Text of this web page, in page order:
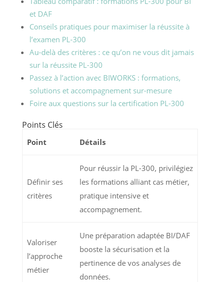
et DAF
Conseils pratiques pour maximiser la réussite à
l’examen PL-300
Au-delà des critères : ce qu’on ne vous dit jamais
sur la réussite PL-300
Passez à l’action avec BIWORKS : formations,
solutions et accompagnement sur-mesure
Foire aux questions sur la certification PL-300
Points Clés
Point Détails
Définir ses
critères
Pour réussir la PL-300, privilégiez
les formations alliant cas métier,
pratique intensive et
accompagnement.
Valoriser
l’approche
métier
Une préparation adaptée BI/DAF
booste la sécurisation et la
pertinence de vos analyses de
données.